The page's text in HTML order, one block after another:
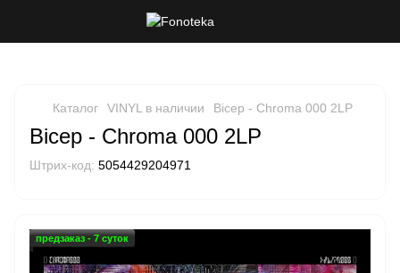
Каталог VINYL в наличии Bicep - Chroma 000 2LP
Bicep - Chroma 000 2LP
Штрих-код: 5054429204971
предзаказ - 7 суток